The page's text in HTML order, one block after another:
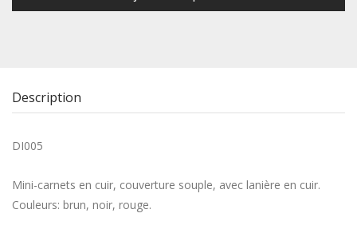
Description
DI005
Mini-carnets en cuir, couverture souple, avec lanière en cuir.
Couleurs: brun, noir, rouge.